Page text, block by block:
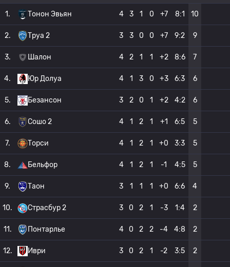
1. Тонон Эвьян 4 3 1 0 +7 8:1 10
2. Труа 2 3 3 0 0 +7 9:2 9
3. Шалон 4 2 1 1 +2 8:6 7
4. Юр Долуа 4 1 3 0 +3 6:3 6
5. Безансон 3 2 0 1 +2 4:2 6
6. Сошо 2 4 1 2 1 +1 6:5 5
7. Торси 4 1 2 1 +0 3:3 5
8. Бельфор 4 1 2 1 -1 4:5 5
9. Таон 3 1 1 1 +0 6:6 4
10. Страсбур 2 3 0 2 1 -3 1:4 2
11. Понтарлье 4 0 2 2 -4 4:8 2
12. Иври 3 0 2 1 -2 3:5 2